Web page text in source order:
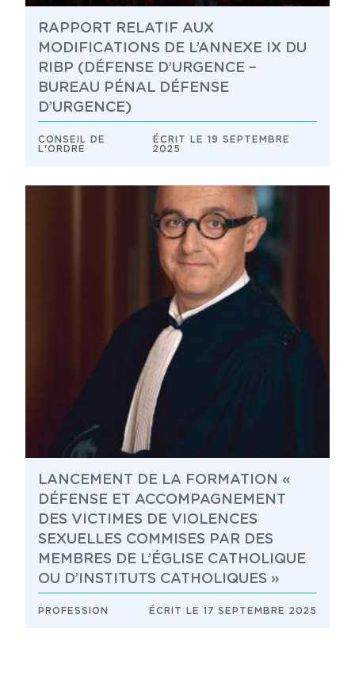
RAPPORT RELATIF AUX
MODIFICATIONS DE L’ANNEXE IX DU
RIBP (DÉFENSE D’URGENCE –
BUREAU PÉNAL DÉFENSE
D’URGENCE)
CONSEIL DE
L'ORDRE
ÉCRIT LE 19 SEPTEMBRE
2025
LANCEMENT DE LA FORMATION «
DÉFENSE ET ACCOMPAGNEMENT
DES VICTIMES DE VIOLENCES
SEXUELLES COMMISES PAR DES
MEMBRES DE L’ÉGLISE CATHOLIQUE
OU D’INSTITUTS CATHOLIQUES »
PROFESSION ÉCRIT LE 17 SEPTEMBRE 2025